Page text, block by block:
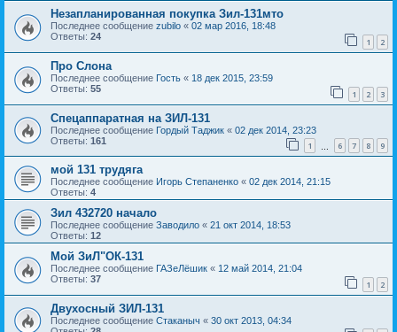
Незапланированная покупка Зил-131мто
Последнее сообщение zubilo « 02 мар 2016, 18:48
Ответы: 24 1 2
Про Слона
Последнее сообщение Гость « 18 дек 2015, 23:59
Ответы: 55 1 2 3
Спецаппаратная на ЗИЛ-131
Последнее сообщение Гордый Таджик « 02 дек 2014, 23:23
Ответы: 161 1 6 7 8 9
мой 131 трудяга
Последнее сообщение Игорь Степаненко « 02 дек 2014, 21:15
Ответы: 4
Зил 432720 начало
Последнее сообщение Заводило « 21 окт 2014, 18:53
Ответы: 12
Мой ЗиЛ"ОК-131
Последнее сообщение ГАЗеЛёшик « 12 май 2014, 21:04
Ответы: 37 1 2
Двухосный ЗИЛ-131
Последнее сообщение Стаканыч « 30 окт 2013, 04:34